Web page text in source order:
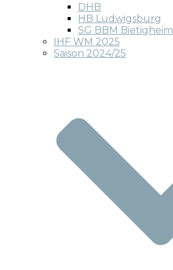
DHB
HB Ludwigsburg
SG BBM Bietigheim
IHF WM 2025
Saison 2024/25